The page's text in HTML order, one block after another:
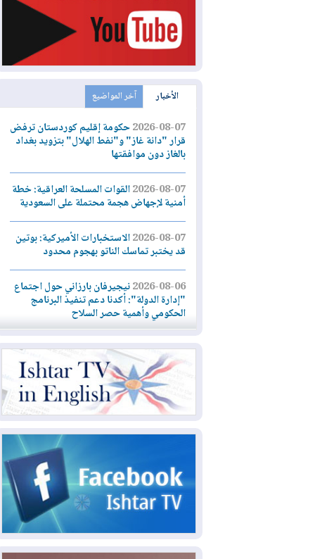
الأخبار آخر المواضيع
2026-08-07حكومة إقليم كوردستان ترفض
قرار "دانة غاز" و"نفط الهلال" بتزويد بغداد
بالغاز دون موافقتها
2026-08-07القوات المسلحة العراقية: خطة
أمنية لإجهاض هجمة محتملة على السعودية
2026-08-07الاستخبارات الأميركية: بوتين
قد يختبر تماسك الناتو بهجوم محدود
2026-08-06نيجيرفان بارزاني حول اجتماع
"إدارة الدولة": أكدنا دعم تنفيذ البرنامج
الحكومي وأهمية حصر السلاح
2026-08-06ائتلاف ادارة الدولة: من
يقومون بسلوك يهدد امن البلاد خارجون عن
القانون يجب محاربتهم
2026-08-06بعد هجومين قرب باب المندب..
الأحمر
2026-08-06مئات القاصرين بلا مأوى.. أزمة
سبتة تتصاعد وتضغط على مدريد
لمدة عام.. بدء توريد 100
مليون قدم مكعب يومياً من غاز كورمور في
إقليم كوردستان إلى وزارة الكهرباء العراقية